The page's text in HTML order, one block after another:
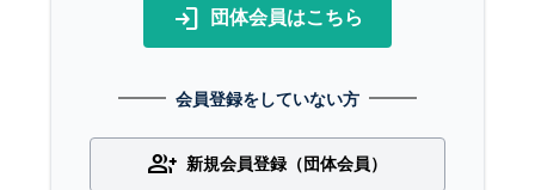
login 団体会員はこちら
会員登録をしていない方
group_add 新規会員登録（団体会員）